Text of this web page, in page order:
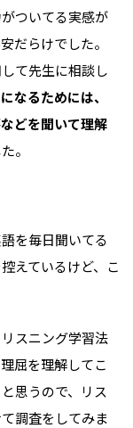
ついてる実感が
だらけでした。
て先生に相談し
なるためには、
どを聞いて理解
。
を毎日聞いてる
えているけど、こ
スニング学習法
屈を理解してこ
思うので、リス
調査をしてみま